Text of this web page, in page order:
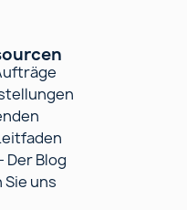
Der Blog
uns